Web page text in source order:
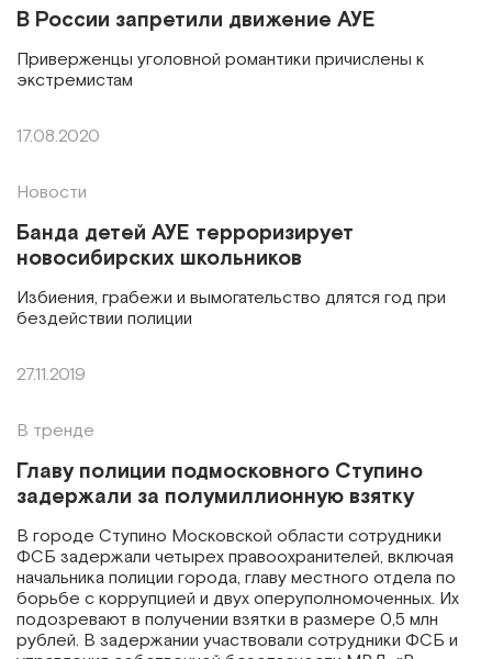
В России запретили движение АУЕ
Приверженцы уголовной романтики причислены к
экстремистам
17.08.2020
Новости
Банда детей АУЕ терроризирует
новосибирских школьников
Избиения, грабежи и вымогательство длятся год при
бездействии полиции
27.11.2019
В тренде
Главу полиции подмосковного Ступино
задержали за полумиллионную взятку
В городе Ступино Московской области сотрудники
ФСБ задержали четырех правоохранителей, включая
начальника полиции города, главу местного отдела по
борьбе с коррупцией и двух оперуполномоченных. Их
подозревают в получении взятки в размере 0,5 млн
рублей. В задержании участвовали сотрудники ФСБ и